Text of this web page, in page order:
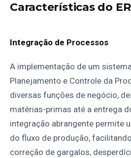
Características do
Integração de Processos
A implementação de um sistema
Planejamento e Controle da
diversas funções de negócio,
matérias-primas até a entrega
integração abrangente permite
do fluxo de produção,
correção de gargalos,